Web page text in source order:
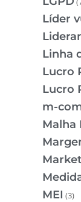
Líder
Linha
Lucro
Lucro
m-
Malha
MEI (3)